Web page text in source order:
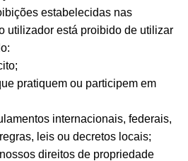
estabelecidas nas
utilizador está proibido de utilizar
pratiquem ou participem em
internacionais, federais,
leis ou decretos locais;
direitos de propriedade